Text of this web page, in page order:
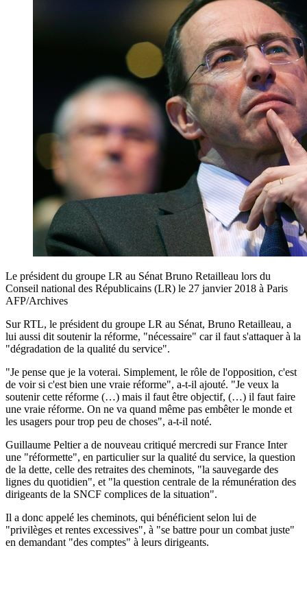
Le président du groupe LR au Sénat Bruno Retailleau lors du
Conseil national des Républicains (LR) le 27 janvier 2018 à Paris
AFP/Archives
Sur RTL, le président du groupe LR au Sénat, Bruno Retailleau, a
lui aussi dit soutenir la réforme, "nécessaire" car il faut s'attaquer à la
"dégradation de la qualité du service".
"Je pense que je la voterai. Simplement, le rôle de l'opposition, c'est
de voir si c'est bien une vraie réforme", a-t-il ajouté. "Je veux la
soutenir cette réforme (…) mais il faut être objectif, (…) il faut faire
une vraie réforme. On ne va quand même pas embêter le monde et
les usagers pour trop peu de choses", a-t-il noté.
Guillaume Peltier a de nouveau critiqué mercredi sur France Inter
une "réformette", en particulier sur la qualité du service, la question
de la dette, celle des retraites des cheminots, "la sauvegarde des
lignes du quotidien", et "la question centrale de la rémunération des
dirigeants de la SNCF complices de la situation".
Il a donc appelé les cheminots, qui bénéficient selon lui de
"privilèges et rentes excessives", à "se battre pour un combat juste"
en demandant "des comptes" à leurs dirigeants.